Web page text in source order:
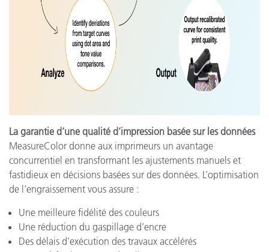
La garantie d’une qualité d’impression basée sur les données
MeasureColor donne aux imprimeurs un avantage
concurrentiel en transformant les ajustements manuels et
fastidieux en décisions basées sur des données. L’optimisation
de l’engraissement vous assure :
Une meilleure fidélité des couleurs
Une réduction du gaspillage d’encre
Des délais d’exécution des travaux accélérés